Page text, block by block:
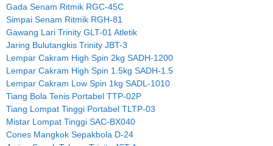
Gada Senam Ritmik RGC-45C
Simpai Senam Ritmik RGH-81
Gawang Lari Trinity GLT-01 Atletik
Jaring Bulutangkis Trinity JBT-3
Lempar Cakram High Spin 2kg SADH-1200
Lempar Cakram High Spin 1.5kg SADH-1.5
Lempar Cakram Low Spin 1kg SADL-1010
Tiang Bola Tenis Portabel TTP-02P
Tiang Lompat Tinggi Portabel TLTP-03
Mistar Lompat Tinggi SAC-BX040
Cones Mangkok Sepakbola D-24